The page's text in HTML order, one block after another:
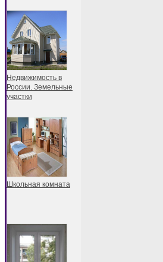
Недвижимость в
России. Земельные
участки
Школьная комната